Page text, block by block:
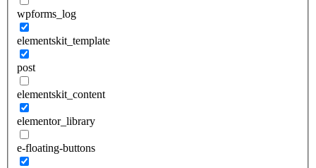
wpforms_log
elementskit_template
post
elementskit_content
elementor_library
e-floating-buttons